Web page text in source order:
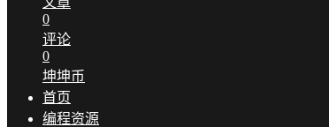
0
评论
0
坤坤币
首页
编程资源